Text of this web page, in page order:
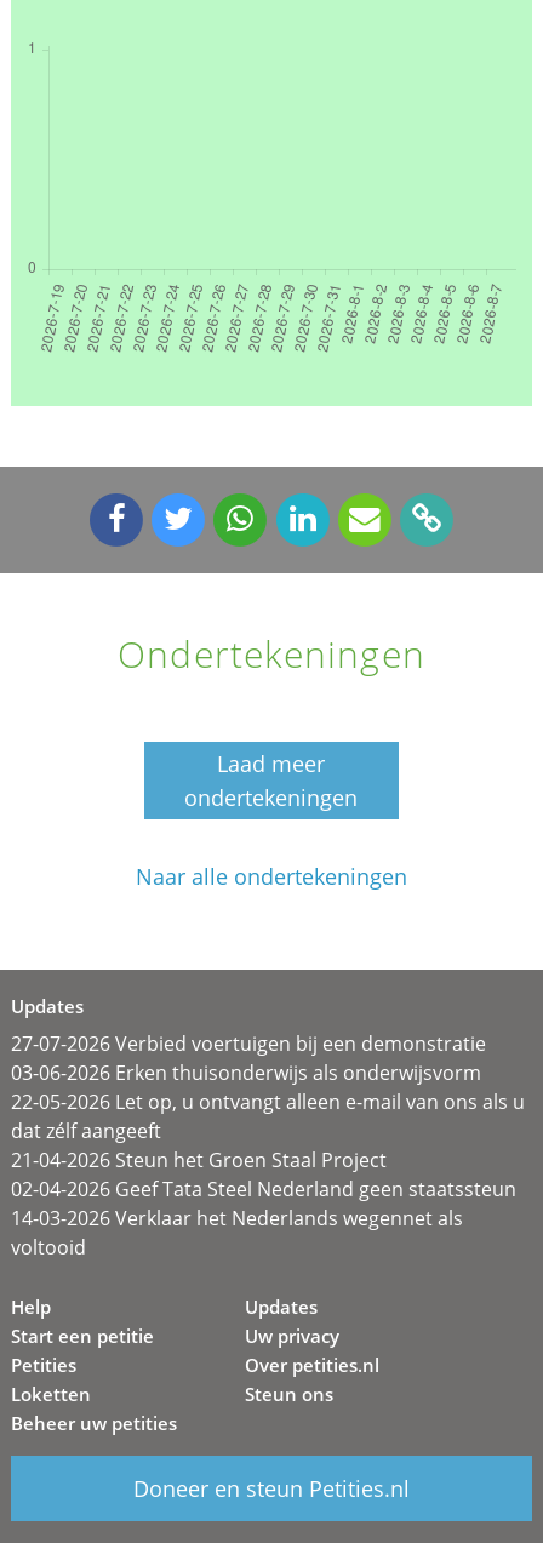
Ondertekeningen
Laad meer
ondertekeningen
Naar alle ondertekeningen
Updates
27-07-2026 Verbied voertuigen bij een demonstratie
03-06-2026 Erken thuisonderwijs als onderwijsvorm
22-05-2026 Let op, u ontvangt alleen e-mail van ons als u
dat zélf aangeeft
21-04-2026 Steun het Groen Staal Project
02-04-2026 Geef Tata Steel Nederland geen staatssteun
14-03-2026 Verklaar het Nederlands wegennet als
voltooid
Help
Start een petitie
Petities
Loketten
Beheer uw petities
Updates
Uw privacy
Over petities.nl
Steun ons
Doneer en steun Petities.nl